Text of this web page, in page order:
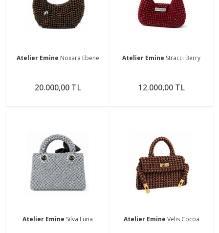
Atelier Emine Noxara Ebene
20.000,00 TL
Atelier Emine Stracci Berry
12.000,00 TL
Atelier Emine Silva Luna Atelier Emine Velis Cocoa